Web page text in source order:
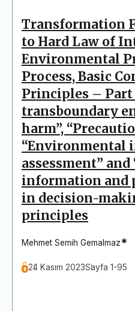
Transformation
to Hard Law of
Environmental
Process, Basic
Principles – Part
transboundary
harm”,
“Environmental
assessment” and
information and
in decision-
principles
Mehmet Semih Gemalmaz*
24 Kasım 2023Sayfa 1-95